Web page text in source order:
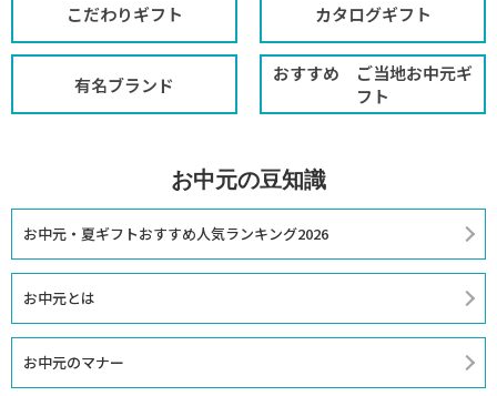
こだわりギフト カタログギフト
有名ブランド
おすすめ ご当地お中元ギ
フト
お中元の豆知識
お中元・夏ギフトおすすめ人気ランキング2026
お中元とは
お中元のマナー